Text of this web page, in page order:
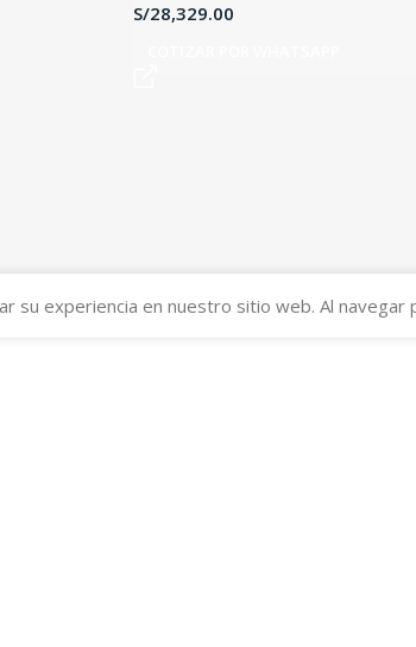
S/
su experiencia en nuestro sitio web. Al